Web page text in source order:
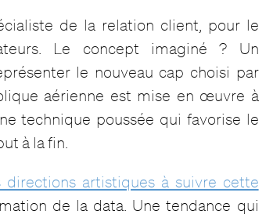
de la relation client, pour le
Le concept imaginé ? Un
le nouveau cap choisi par
aérienne est mise en œuvre à
technique poussée qui favorise le
à la fin.
directions artistiques à suivre cette
de la data. Une tendance qui